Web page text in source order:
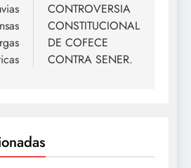
CONTROVERSIA
CONSTITUCIONAL
DE COFECE
CONTRA SENER.